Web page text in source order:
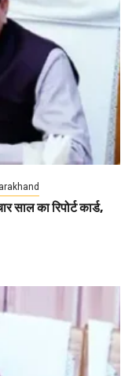
का रिपोर्ट कार्ड,